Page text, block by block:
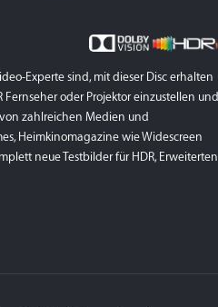
Experte sind, mit dieser Disc erhalten
oder Projektor einzustellen und
zahlreichen Medien und
Heimkinomagazine wie Widescreen
neue Testbilder für HDR, Erweiterten